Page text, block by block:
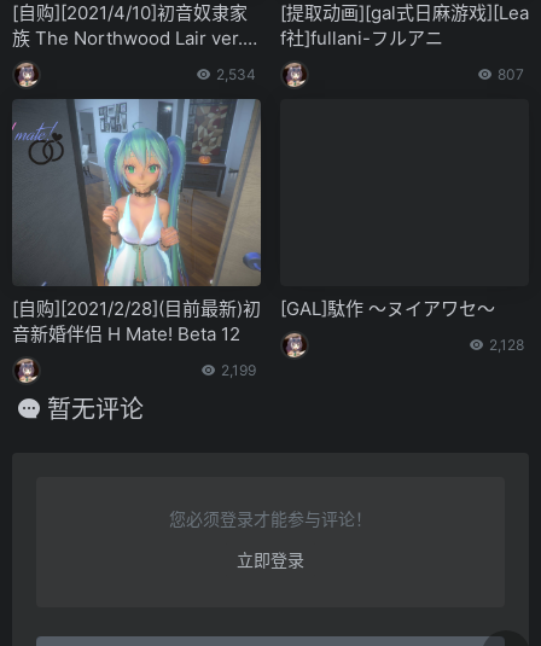
[自购][2021/4/10]初音奴隶家
族 The Northwood Lair ver. 1.
17
2,534
[提取动画][gal式日麻游戏][Lea
f社]fullani-フルアニ
807
[自购][2021/2/28](目前最新)初
音新婚伴侣 H Mate! Beta 12
2,199
[GAL]駄作 ～ヌイアワセ～
2,128
暂无评论
您必须登录才能参与评论！
立即登录